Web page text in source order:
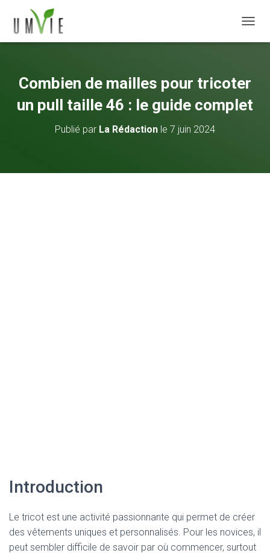
Combien de mailles pour tricoter
un pull taille 46 : le guide complet
Publié par La Rédaction le 7 juin 2024
Introduction
Le tricot est une activité passionnante qui permet de créer
des vêtements uniques et personnalisés. Pour les novices, il
peut sembler difficile de savoir par où commencer, surtout